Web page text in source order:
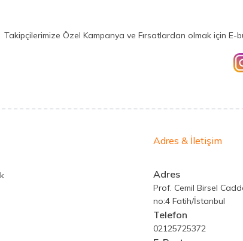
Takipçilerimize Özel Kampanya ve Fırsatlardan olmak için E-
Adres & İletişim
Adres
Prof. Cemil Birsel
no:4 Fatih/İstanbul
Telefon
02125725372